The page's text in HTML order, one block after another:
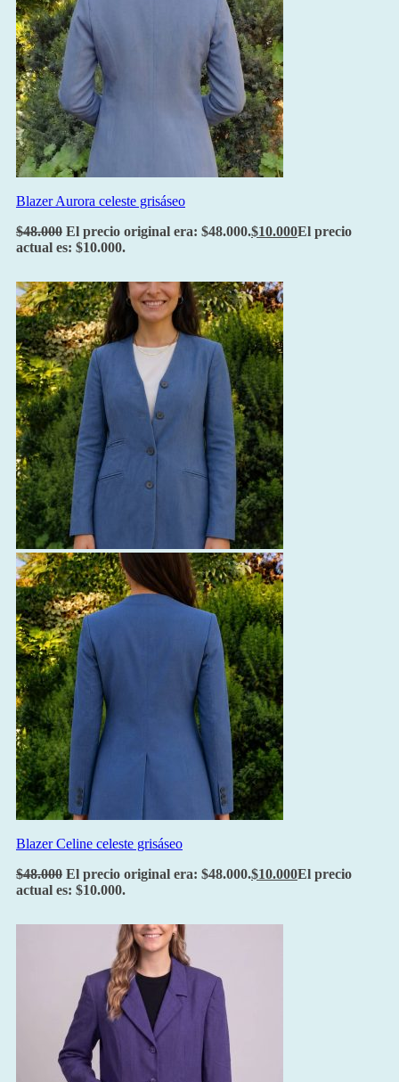
Blazer Aurora celeste grisáseo
$48.000 El precio original era: $48.000.$10.000El precio
actual es: $10.000.
Blazer Celine celeste grisáseo
$48.000 El precio original era: $48.000.$10.000El precio
actual es: $10.000.